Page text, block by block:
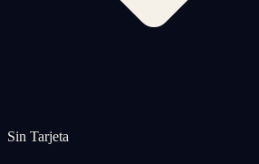
Sin Tarjeta